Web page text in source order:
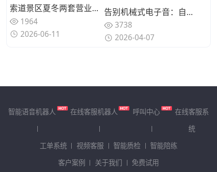
索道景区夏冬两套营业时间节假日再加一套，人工答错投诉不断？用通话机器人配时间规则自动判断
1964
2026-06-11
告别机械式电子音：自带真人音色与情绪识别能力的智能通话机器人效能评估
3738
2026-04-07
智能语音机器人 在线客服机器人 呼叫中心
在线客服系
统
工单系统
视频客服 智能质检
智能陪练
客户案例
关于我们 免费试用